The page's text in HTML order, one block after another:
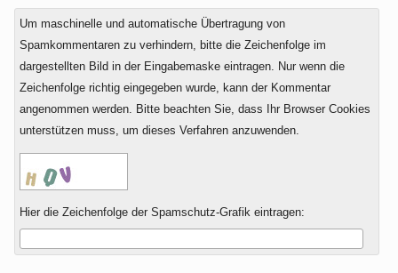
Um maschinelle und automatische Übertragung von
Spamkommentaren zu verhindern, bitte die Zeichenfolge im
dargestellten Bild in der Eingabemaske eintragen. Nur wenn die
Zeichenfolge richtig eingegeben wurde, kann der Kommentar
angenommen werden. Bitte beachten Sie, dass Ihr Browser Cookies
unterstützen muss, um dieses Verfahren anzuwenden.
Hier die Zeichenfolge der Spamschutz-Grafik eintragen: